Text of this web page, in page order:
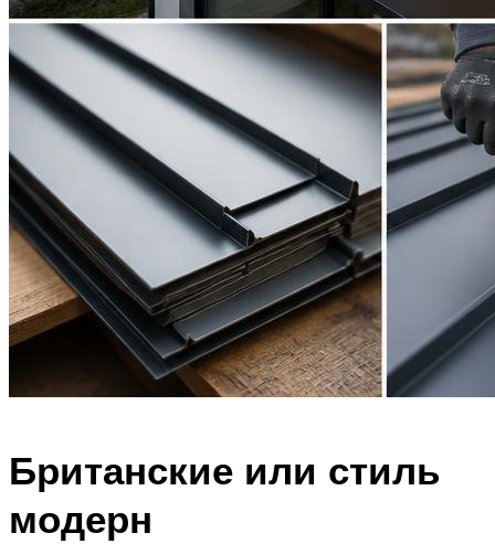
Британские или стиль
модерн